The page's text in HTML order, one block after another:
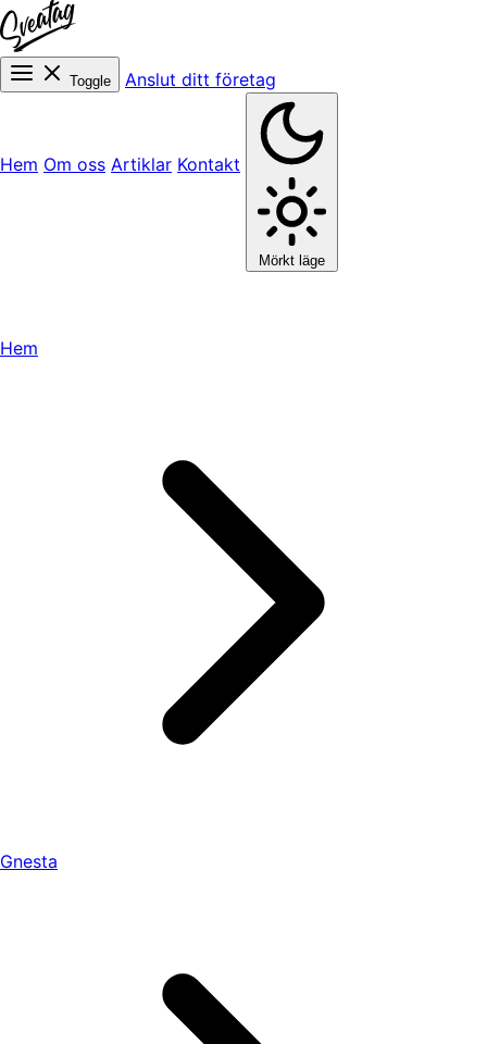
Toggle Anslut ditt företag
Hem Om oss Artiklar Kontakt
Mörkt läge
Hem
Gnesta